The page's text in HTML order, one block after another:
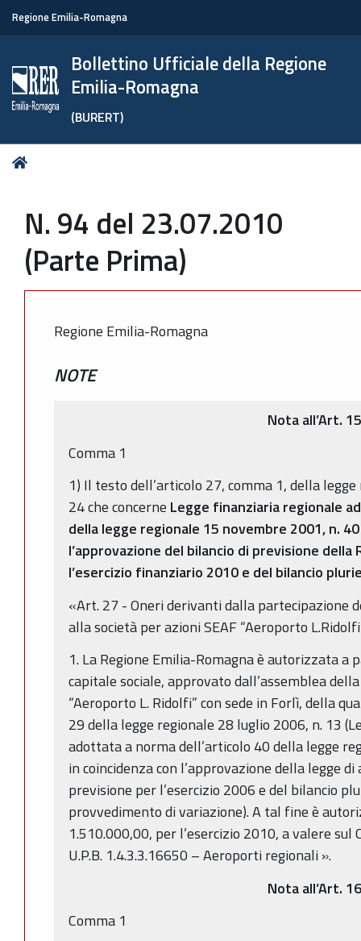
Regione Emilia-Romagna
Bollettino Ufficiale della Regione
Emilia-Romagna
(BURERT)
Tu
N. 94 del 23.07.2010
(Parte Prima)
Regione Emilia-Romagna
NOTE
Nota all’Art. 15
Comma 1
1) Il testo dell’articolo 27, comma 1, della
24 che concerne Legge finanziaria regionale
della legge regionale 15 novembre 2001, n.
l’approvazione del bilancio di previsione della
l’esercizio finanziario 2010 e del bilancio
«Art. 27 - Oneri derivanti dalla partecipazione
alla società per azioni SEAF “Aeroporto
1. La Regione Emilia-Romagna è autorizzata
capitale sociale, approvato dall’assemblea
“Aeroporto L. Ridolfi” con sede in Forlì, della
29 della legge regionale 28 luglio 2006, n. 13
adottata a norma dell’articolo 40 della legge
in coincidenza con l’approvazione della legge
previsione per l’esercizio 2006 e del bilancio
provvedimento di variazione). A tal fine è
1.510.000,00, per l’esercizio 2010, a valere
U.P.B. 1.4.3.3.16650 – Aeroporti regionali ».
Nota all’Art. 16
Comma 1